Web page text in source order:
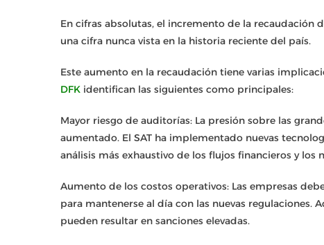
En cifras absolutas, el incremento de la recaudación
una cifra nunca vista en la historia reciente del país.
Este aumento en la recaudación tiene varias
DFK identifican las siguientes como principales:
Mayor riesgo de auditorías: La presión sobre las
aumentado. El SAT ha implementado nuevas
análisis más exhaustivo de los flujos financieros y los
Aumento de los costos operativos: Las empresas
para mantenerse al día con las nuevas
pueden resultar en sanciones elevadas.